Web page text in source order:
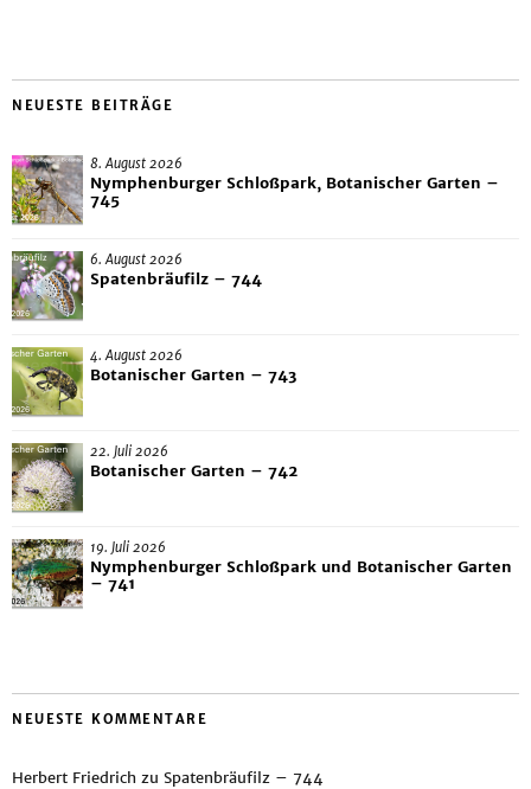
NEUESTE BEITRÄGE
8. August 2026
Nymphenburger Schloßpark, Botanischer Garten –
745
6. August 2026
Spatenbräufilz – 744
4. August 2026
Botanischer Garten – 743
22. Juli 2026
Botanischer Garten – 742
19. Juli 2026
Nymphenburger Schloßpark und Botanischer Garten
– 741
NEUESTE KOMMENTARE
Herbert Friedrich zu Spatenbräufilz – 744